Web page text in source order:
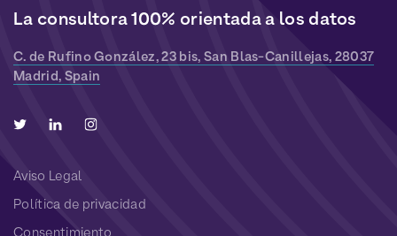
La consultora 100% orientada a los datos
C. de Rufino González, 23 bis, San Blas-Canillejas, 28037
Madrid, Spain
Aviso Legal
Política de privacidad
Consentimiento